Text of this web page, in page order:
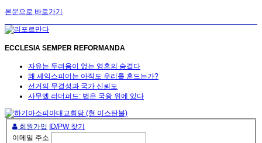
본문으로 바로가기
ECCLESIA SEMPER REFORMANDA
자유는 두려움이 없는 영혼의 숨결다
왜 셰익스피어는 아직도 우리를 흔드는가?
선거의 무결성과 국가 신뢰도
사무엘 러더퍼드: 법은 국왕 위에 있다
회원가입
ID/PW 찾기
이메일 주소